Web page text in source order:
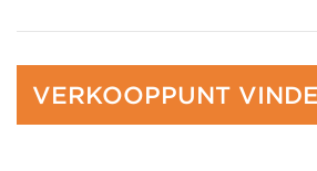
VERKOOPPUNT